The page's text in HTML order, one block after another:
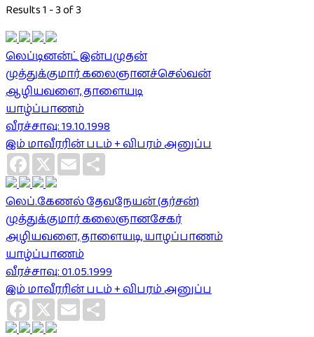
Results 1 - 3 of 3
லெப்டினன்ட் இன்பமுதன்
முத்துக்குமார் கலைஞானச்செல்வன்
ஆழியவளை, தாளையடி
யாழ்ப்பாணம்
வீரச்சாவு: 19.10.1998
இம் மாவீரரின் படம் + விபரம் அனுப்ப
Facebook
X Email
லெப்.கேணல் தேவநேயன் (தர்சன்)
முத்துக்குமார் கலைஞானசேகர்
அழியவளை, தாளையடி, யாழப்பாணம்
யாழ்ப்பாணம்
வீரச்சாவு: 01.05.1999
இம் மாவீரரின் படம் + விபரம் அனுப்ப
Facebook
X Email